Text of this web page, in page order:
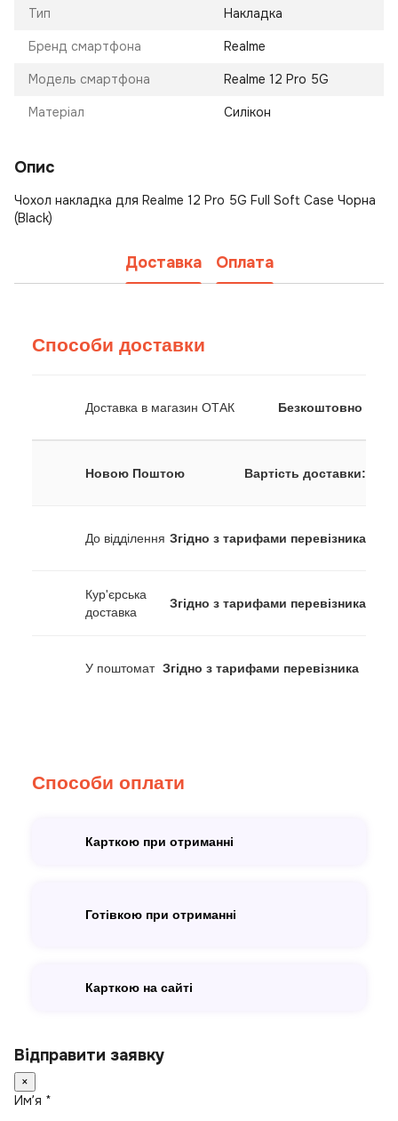
Тип Накладка
Бренд смартфона Realme
Модель смартфона Realme 12 Pro 5G
Матеріал Силікон
Опис
Чохол накладка для Realme 12 Pro 5G Full Soft Case Чорна
(Black)
Доставка Оплата
Способи доставки
Доставка в магазин ОТАК Безкоштовно
Новою Поштою Вартість доставки:
До відділення Згідно з тарифами перевізника
Кур'єрська
доставка
Згідно з тарифами перевізника
У поштомат Згідно з тарифами перевізника
Способи оплати
Карткою при отриманні
Готівкою при отриманні
Карткою на сайті
Відправити заявку
×
Имʼя *